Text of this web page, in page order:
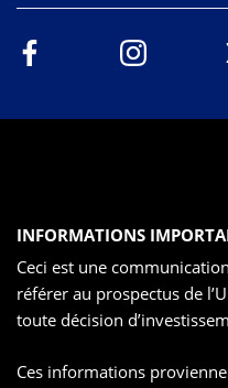
INFORMATIONS
Ceci est une
référer au prospectus de
toute décision
Ces informations